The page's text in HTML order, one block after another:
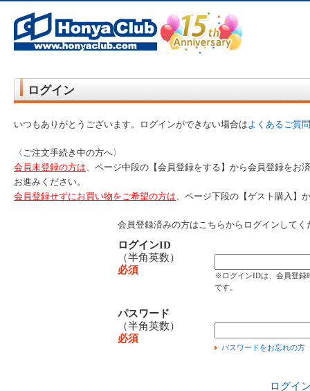
ど在庫も充実
ログイン
いつもありがとうございます。ログインができない場合はよくあるご質問
〈ご注文手続き中の方へ〉
会員未登録の方は、ページ中段の【会員登録をする】から会員登録をお
お進みください。
会員登録せずにお買い物をご希望の方は、ページ下段の【ゲスト購入】
会員登録済みの方はこちらからログインしてく
ログインID
（半角英数）
必須
※ログインIDは、会員登録
です。
パスワード
（半角英数）
必須
パスワードをお忘れの方
ログイ